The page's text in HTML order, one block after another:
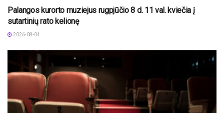
Palangos kurorto muziejus rugpjūčio 8 d. 11 val. kviečia į
sutartinių rato kelionę
2026-08-04